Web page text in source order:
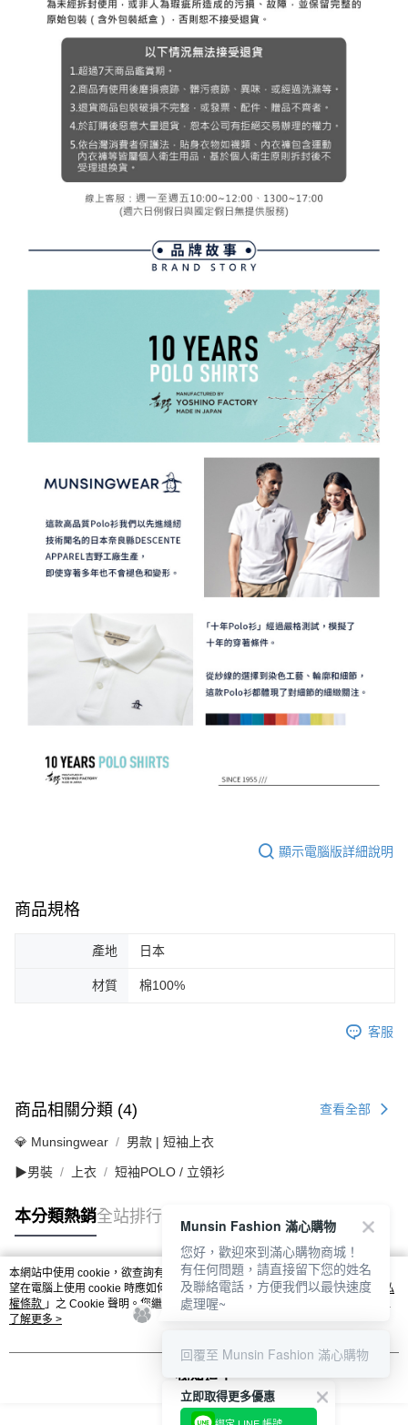
顯示電腦版詳細說明
商品規格
產地 日本
材質 棉100%
客服
商品相關分類 (4) 查看全部
💎 Munsingwear 男款 | 短袖上衣
▶男裝 上衣 短袖POLO / 立領衫
本分類熱銷全站排行
熱門標籤
本網站中使用 cookie，欲查詢有關本網站使用 cookie 方式之詳情，及若您不希
望在電腦上使用 cookie 時應如何變更電腦的 cookie 設定，請參閱本網站「
隱私
權條款 」之 Cookie 聲明。您繼續使用本網站即表示您同意本公司得按本網站使
用條款之 Cookie 聲明使用 cookie。
了解更多 >
我知道了
立即取得更多優惠
Munsin Fashion 滿心購物
您好，歡迎來到滿心購物商城！
有任何問題，請直接留下您的姓名
及聯絡電話，方便我們以最快速度
處理喔~
回覆至 Munsin Fashion 滿心購物